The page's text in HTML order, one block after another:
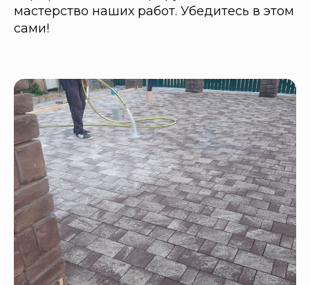
мастерство наших работ. Убедитесь в этом
сами!